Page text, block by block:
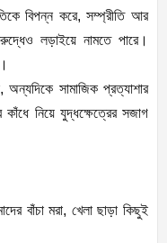
বিপন্ন করে, সম্প্রীতি আর
লড়াইয়ে নামতে পারে।
অন্যদিকে সামাজিক প্রত্যাশার
নিয়ে যুদ্ধক্ষেত্রের সজাগ
বাঁচা মরা, খেলা ছাড়া কিছুই